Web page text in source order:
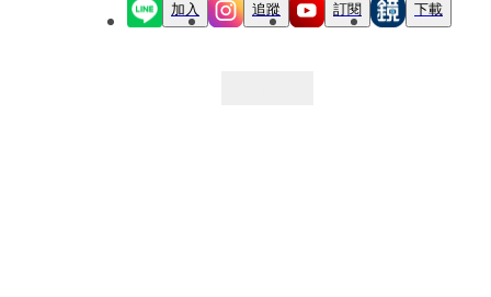
加入 追蹤 訂閱 下載